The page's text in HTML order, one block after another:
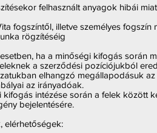
felhasznált anyagok hibái
fogszíntől, illetve személyes
rögzítéséig
ha a minőségi kifogás során
a szerződési pozíciójukból
elhangzó megállapodásuk
az irányadóak.
kifogás intézése során a felek között
bejelentésére.
elérhetőségek: